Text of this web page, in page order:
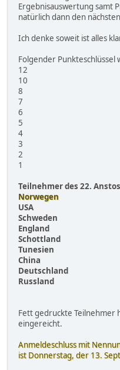
Ergebnisauswertung samt
natürlich dann den
Ich denke soweit ist alles
Folgender
12
10
8
7
6
5
4
3
2
1
Teilnehmer des 22.
Norwegen
USA
Schweden
England
Schottland
Tunesien
China
Deutschland
Russland
Fett gedruckte Teilnehmer
eingereicht.
Anmeldeschluss mit
ist Donnerstag, der 13.